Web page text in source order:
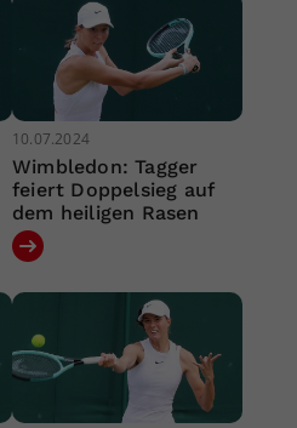
10.07.2024
Wimbledon: Tagger
feiert Doppelsieg auf
dem heiligen Rasen